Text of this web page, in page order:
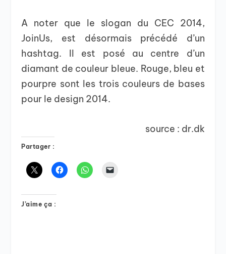
A noter que le slogan du CEC 2014,
JoinUs, est désormais précédé d’un
hashtag. Il est posé au centre d’un
diamant de couleur bleue. Rouge, bleu et
pourpre sont les trois couleurs de bases
pour le design 2014.
source : dr.dk
Partager :
J’aime ça :